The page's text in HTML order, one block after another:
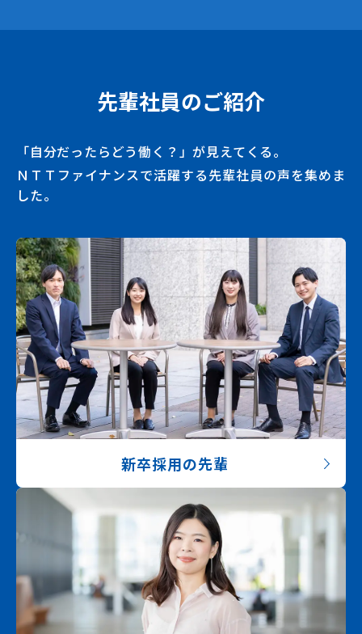
先輩社員のご紹介
「自分だったらどう働く？」が見えてくる。
ＮＴＴファイナンスで活躍する先輩社員の声を集めま
した。
新卒採用の先輩